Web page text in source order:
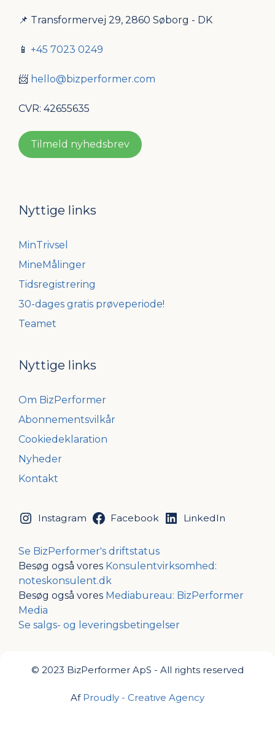
📌 Transformervej 29, 2860 Søborg - DK
📱 +45 7023 0249
📨 hello@bizperformer.com
CVR: 42655635
Tilmeld nyhedsbrev
Nyttige links
MinTrivsel
MineMålinger
Tidsregistrering
30-dages gratis prøveperiode!
Teamet
Nyttige links
Om BizPerformer
Abonnementsvilkår
Cookiedeklaration
Nyheder
Kontakt
Instagram Facebook LinkedIn
Se BizPerformer's driftstatus
Besøg også vores Konsulentvirksomhed:
noteskonsulent.dk
Besøg også vores Mediabureau: BizPerformer
Media
Se salgs- og leveringsbetingelser
© 2023 BizPerformer ApS - All rights reserved
Af Proudly - Creative Agency